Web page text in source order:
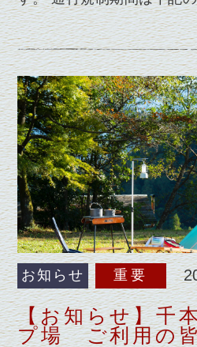
お知らせ 重要
【お知らせ】千
プ場 ご利用の